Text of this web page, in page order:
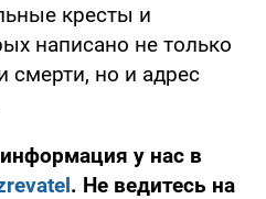
кресты и
написано не только
смерти, но и адрес
у нас в
. Не ведитесь на